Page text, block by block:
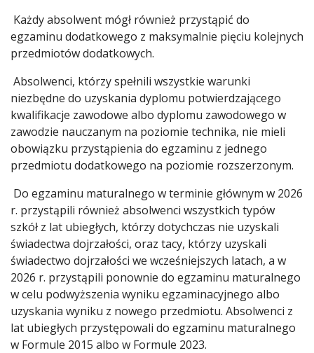
Każdy absolwent mógł również przystąpić do
egzaminu dodatkowego z maksymalnie pięciu kolejnych
przedmiotów dodatkowych.
Absolwenci, którzy spełnili wszystkie warunki
niezbędne do uzyskania dyplomu potwierdzającego
kwalifikacje zawodowe albo dyplomu zawodowego w
zawodzie nauczanym na poziomie technika, nie mieli
obowiązku przystąpienia do egzaminu z jednego
przedmiotu dodatkowego na poziomie rozszerzonym.
Do egzaminu maturalnego w terminie głównym w 2026
r. przystąpili również absolwenci wszystkich typów
szkół z lat ubiegłych, którzy dotychczas nie uzyskali
świadectwa dojrzałości, oraz tacy, którzy uzyskali
świadectwo dojrzałości we wcześniejszych latach, a w
2026 r. przystąpili ponownie do egzaminu maturalnego
w celu podwyższenia wyniku egzaminacyjnego albo
uzyskania wyniku z nowego przedmiotu. Absolwenci z
lat ubiegłych przystępowali do egzaminu maturalnego
w Formule 2015 albo w Formule 2023.